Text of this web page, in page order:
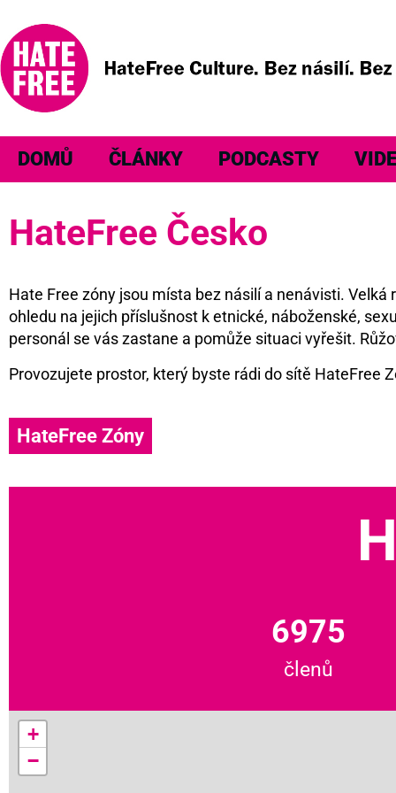
DOMŮ ČLÁNKY PODCASTY
HateFree Česko
Hate Free zóny jsou místa bez násilí a nenávisti.
ohledu na jejich příslušnost k etnické, náboženské,
personál se vás zastane a pomůže situaci vyřešit.
Provozujete prostor, který byste rádi do sítě HateFree
HateFree Zóny
6975
členů
+
−